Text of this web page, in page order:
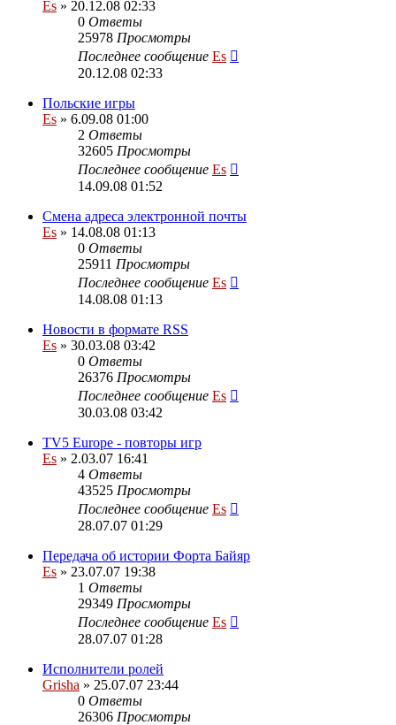
Es » 20.12.08 02:33
0 Ответы
25978 Просмотры
Последнее сообщение Es
20.12.08 02:33
Польские игры
Es » 6.09.08 01:00
2 Ответы
32605 Просмотры
Последнее сообщение Es
14.09.08 01:52
Смена адреса электронной почты
Es » 14.08.08 01:13
0 Ответы
25911 Просмотры
Последнее сообщение Es
14.08.08 01:13
Новости в формате RSS
Es » 30.03.08 03:42
0 Ответы
26376 Просмотры
Последнее сообщение Es
30.03.08 03:42
TV5 Europe - повторы игр
Es » 2.03.07 16:41
4 Ответы
43525 Просмотры
Последнее сообщение Es
28.07.07 01:29
Передача об истории Форта Байяр
Es » 23.07.07 19:38
1 Ответы
29349 Просмотры
Последнее сообщение Es
28.07.07 01:28
Исполнители ролей
Grisha » 25.07.07 23:44
0 Ответы
26306 Просмотры